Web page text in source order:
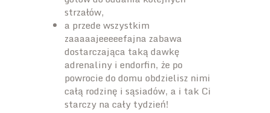
strzałów,
a przede wszystkim
zaaaaajeeeeefajna zabawa
dostarczająca taką dawkę
adrenaliny i endorfin, że po
powrocie do domu obdzielisz nimi
całą rodzinę i sąsiadów, a i tak Ci
starczy na cały tydzień!